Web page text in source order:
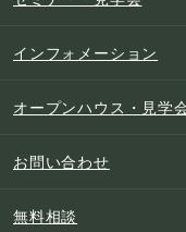
インフォメーション
オープンハウス・見学
お問い合わせ
無料相談